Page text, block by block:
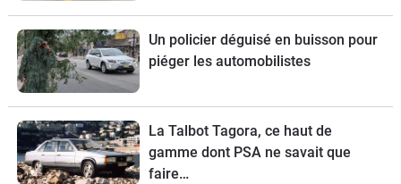
Un policier déguisé en buisson pour
piéger les automobilistes
La Talbot Tagora, ce haut de
gamme dont PSA ne savait que
faire…